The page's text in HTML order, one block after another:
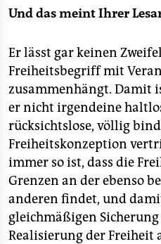
Und das meint Ihrer
Er lässt gar keinen
Freiheitsbegriff mit
zusammenhängt. Damit
er nicht irgendeine
rücksichtslose, völlig
Freiheitskonzeption
immer so ist, dass die
Grenzen an der ebenso
anderen findet, und
gleichmäßigen Sicherung
Realisierung der Freiheit